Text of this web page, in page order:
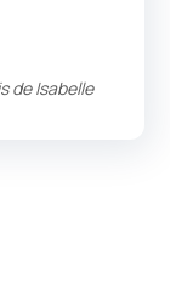
deIsabelle